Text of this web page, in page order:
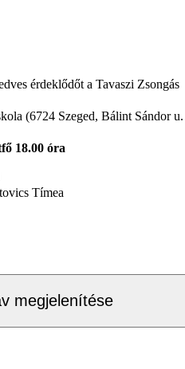
érdeklődőt a Tavaszi Zsongás
(6724 Szeged, Bálint Sándor u.
18.00 óra
Tímea
megjelenítése